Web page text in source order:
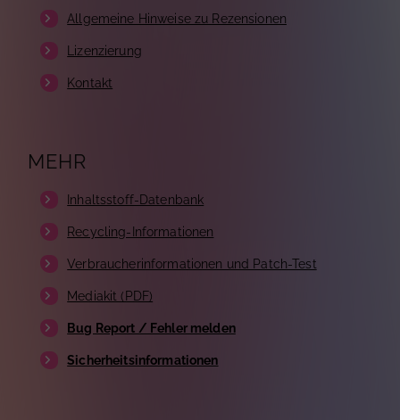
Allgemeine Hinweise zu Rezensionen
Lizenzierung
Kontakt
MEHR
Inhaltsstoff-Datenbank
Recycling-Informationen
Verbraucherinformationen und Patch-Test
Mediakit (PDF)
Bug Report / Fehler melden
Sicherheitsinformationen